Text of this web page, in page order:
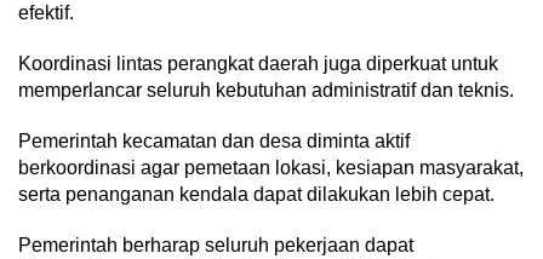
efektif.
Koordinasi lintas perangkat daerah juga diperkuat untuk
memperlancar seluruh kebutuhan administratif dan teknis.
Pemerintah kecamatan dan desa diminta aktif
berkoordinasi agar pemetaan lokasi, kesiapan masyarakat,
serta penanganan kendala dapat dilakukan lebih cepat.
Pemerintah berharap seluruh pekerjaan dapat